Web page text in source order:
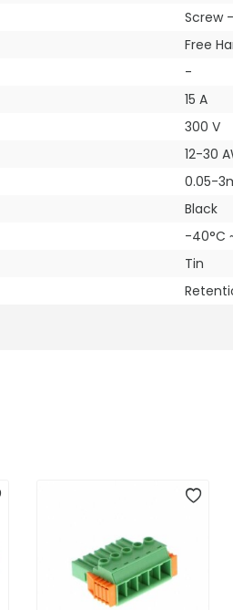
Screw
Free
-
15 A
300 V
12-30
0.05-
Black
-40°C
Tin